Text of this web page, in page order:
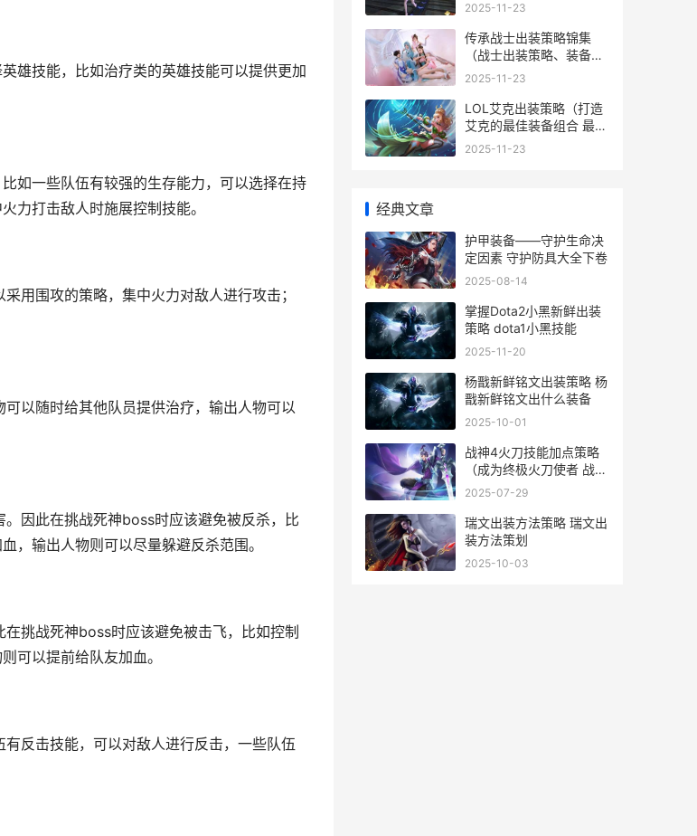
雄技能，比如治疗类的英雄技能可以提供更加
如一些队伍有较强的生存能力，可以选择在持
力打击敌人时施展控制技能。
用围攻的策略，集中火力对敌人进行攻击；
以随时给其他队员提供治疗，输出人物可以
因此在挑战死神boss时应该避免被反杀，比
，输出人物则可以尽量躲避反杀范围。
挑战死神boss时应该避免被击飞，比如控制
可以提前给队友加血。
反击技能，可以对敌人进行反击，一些队伍
2025-11-23
传承战士出装策略锦集
（战士出装策略、装备选
择、诀窍同享 传承战士出
2025-11-23
LOL艾克出装策略（打造
艾克的最佳装备组合 最新
艾克出装顺序
2025-11-23
经典文章
护甲装备——守护生命决
定因素 守护防具大全下卷
2025-08-14
掌握Dota2小黑新鲜出装
策略 dota1小黑技能
2025-11-20
杨戬新鲜铭文出装策略 杨
戬新鲜铭文出什么装备
2025-10-01
战神4火刀技能加点策略
（成为终极火刀使者 战神
4火刀技能怎么用
2025-07-29
瑞文出装方法策略 瑞文出
装方法策划
2025-10-03